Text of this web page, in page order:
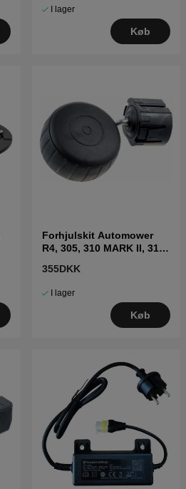
I lager
Køb
Forhjulskit Automower
R4, 305, 310 MARK II, 315
355DKK
I lager
Køb